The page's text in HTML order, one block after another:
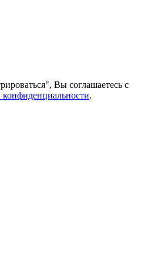
Вы соглашаетесь с
.